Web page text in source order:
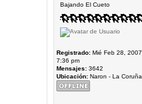
Bajando El Cueto
Registrado:Mié Feb 28, 2007
7:36 pm
Mensajes:3642
Ubicación:Naron - La Coruña